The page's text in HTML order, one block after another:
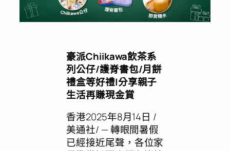
豪派Chiikawa飲茶系
列公仔/護脊書包/月餅
禮盒等好禮|分享親子
生活再賺現金賞
香港2025年8月14日 /
美通社/ — 轉眼間暑假
已經接近尾聲，各位家